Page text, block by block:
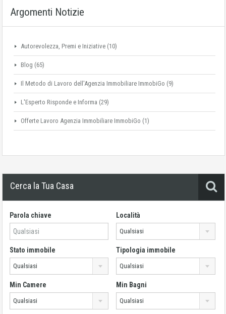
Argomenti Notizie
Autorevolezza, Premi e Iniziative (10)
Blog (65)
Il Metodo di Lavoro dell'Agenzia Immobiliare ImmobiGo (9)
L'Esperto Risponde e Informa (29)
Offerte Lavoro Agenzia Immobiliare ImmobiGo (1)
Cerca la Tua Casa
Parola chiave Località
Qualsiasi
Stato immobile
Qualsiasi
Tipologia immobile
Qualsiasi
Min Camere
Qualsiasi
Min Bagni
Qualsiasi